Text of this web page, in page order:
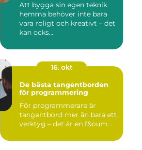
Att bygga sin egen teknik
hemma behöver inte bara
vara roligt och kreativt – det
kan ocks...
16. okt
De bästa tangentborden
för programmering
För programmerare är
tangentbord mer än bara ett
verktyg – det är en f&oum...